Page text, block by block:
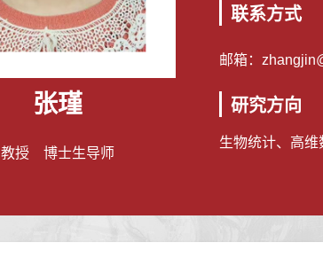
张瑾
教授 博士生导师
联系方式
邮箱：
研究方向
生物统计、高